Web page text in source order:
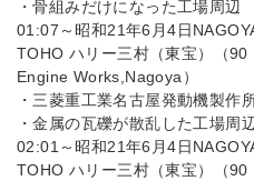
・骨組みだけになった工場周
01:07～昭和21年6月4日
TOHO ハリー三村（東宝）（
Engine Works,Nagoya）
・三菱重工業名古屋発動機製作
・金属の瓦礫が散乱した工場
02:01～昭和21年6月4日
TOHO ハリー三村（東宝）（